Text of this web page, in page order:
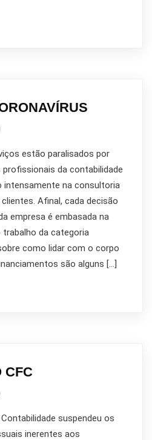
estão paralisados por
profissionais da contabilidade
intensamente na consultoria
Afinal, cada decisão
empresa é embasada na
da categoria
como lidar com o corpo
são alguns […]
CFC
suspendeu os
inerentes aos